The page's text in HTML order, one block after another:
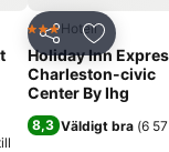
Favoriter
Dela Lägg till
3 Stjärnor
Hotell
Holiday Inn
Charleston-civic
Center By Ihg
8,3 Väldigt bra (6